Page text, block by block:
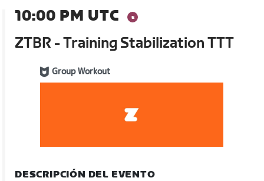
10:00 PM UTC
ZTBR - Training Stabilization TTT
Group Workout
DESCRIPCIÓN DEL EVENTO